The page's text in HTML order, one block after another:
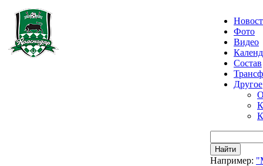
Фото
Видео
Состав
Другое
Найти
Например: